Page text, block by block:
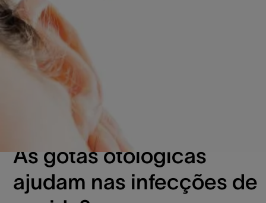
As gotas otológicas ajudam nas infecções de
ouvido?
Para quais outras condições posso usar as
otológicas?
Como usar as gotas otológicas corretamente?
O que não fazer ao usar gotas otológicas?
As gotas otológicas
ajudam nas infecções de